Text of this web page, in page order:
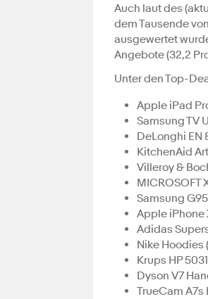
Auch laut des
dem Tausende
ausgewertet
Angebote (32,2
Unter den Top-
Apple iPad
Samsung TV
DeLonghi EN
KitchenAid
Villeroy &
MICROSOFT
Samsung
Apple iPhone
Adidas
Nike Hoodies
Krups HP
Dyson V7
TrueCam A7s